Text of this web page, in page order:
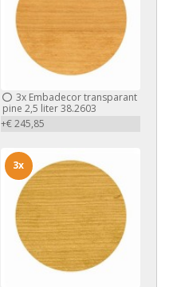
3xEmbadecor transparant
pine 2,5 liter 38.2603
+€ 245,85
3x